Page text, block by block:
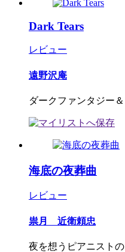
Dark Tears
レビュー
遠野沢庵
ダークファンタジー
海底の夜葬曲
レビュー
祟月 近衛頼忠
夜を想うピアニスト